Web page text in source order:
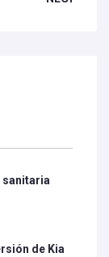
sanitaria
de Kia